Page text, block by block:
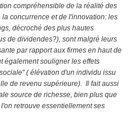
compréhensible de la réalité des
concurrence et de l'innovation: les
décroché des plus hautes
de dividendes?), sont malgré leurs
par rapport aux firmes en haut de
également souligner les effets
( élévation d'un individu issu
de revenu supérieure). Il fait aussi
source de richesse, bien plus que
retrouve essentiellement ses